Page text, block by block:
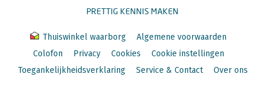
PRETTIG KENNIS MAKEN
Thuiswinkel waarborg
Algemene voorwaarden
Colofon
Privacy Cookies
Cookie instellingen
Toegankelijkheidsverklaring
Service & Contact Over ons